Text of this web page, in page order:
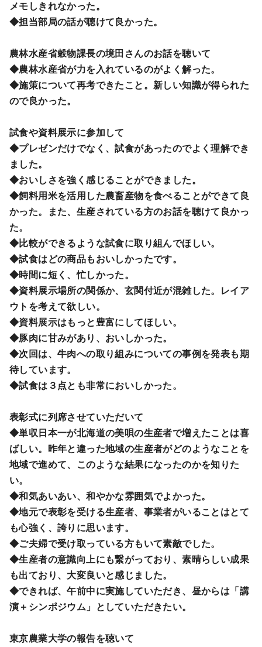
メモしきれなかった。
◆担当部局の話が聴けて良かった。
農林水産省穀物課長の境田さんのお話を聴いて
◆農林水産省が力を入れているのがよく解った。
◆施策について再考できたこと。新しい知識が得られた
ので良かった。
試食や資料展示に参加して
◆プレゼンだけでなく、試食があったのでよく理解でき
ました。
◆おいしさを強く感じることができました。
◆飼料用米を活用した農畜産物を食べることができて良
かった。また、生産されている方のお話を聴けて良かっ
た。
◆比較ができるような試食に取り組んでほしい。
◆試食はどの商品もおいしかったです。
◆時間に短く、忙しかった。
◆資料展示場所の関係か、玄関付近が混雑した。レイア
ウトを考えて欲しい。
◆資料展示はもっと豊富にしてほしい。
◆豚肉に甘みがあり、おいしかった。
◆次回は、牛肉への取り組みについての事例を発表も期
待しています。
◆試食は３点とも非常においしかった。
表彰式に列席させていただいて
◆単収日本一が北海道の美唄の生産者で増えたことは喜
ばしい。昨年と違った地域の生産者がどのようなことを
地域で進めて、このような結果になったのかを知りた
い。
◆和気あいあい、和やかな雰囲気でよかった。
◆地元で表彰を受ける生産者、事業者がいることはとて
も心強く、誇りに思います。
◆ご夫婦で受け取っている方もいて素敵でした。
◆生産者の意識向上にも繋がっており、素晴らしい成果
も出ており、大変良いと感じました。
◆できれば、午前中に実施していただき、昼からは「講
演＋シンポジウム」としていただきたい。
東京農業大学の報告を聴いて